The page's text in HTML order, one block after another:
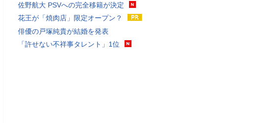
佐野航大 PSVへの完全移籍が決定
花王が「焼肉店」限定オープン？
俳優の戸塚純貴が結婚を発表
「許せない不祥事タレント」1位